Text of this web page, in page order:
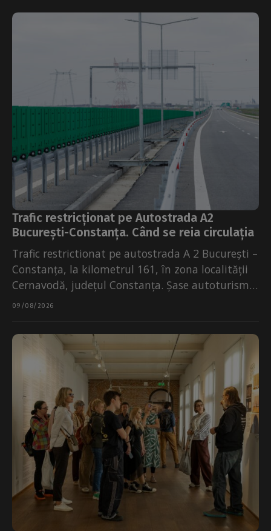
Trafic restricționat pe Autostrada A2
București-Constanța. Când se reia circulația
Trafic restrictionat pe autostrada A 2 București –
Constanța, la kilometrul 161, în zona localității
Cernavodă, județul Constanța. Șase autoturisme
au fost implicate...
09/08/2026